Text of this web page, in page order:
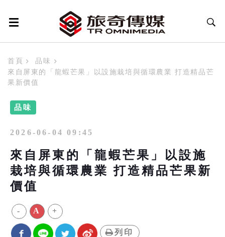
首頁
品味
來自屏東的「龍蝦芒果」以設施栽培與循環農業 打造精品芒
果新價值
品味
2026-06-04 09:45
來自屏東的「龍蝦芒果」以設施
栽培與循環農業 打造精品芒果新
價值
- A +
列印